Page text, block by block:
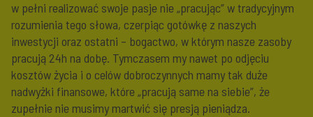
w pełni realizować swoje pasje nie „pracując” w tradycyjnym
rozumienia tego słowa, czerpiąc gotówkę z naszych
inwestycji oraz ostatni – bogactwo, w którym nasze zasoby
pracują 24h na dobę. Tymczasem my nawet po odjęciu
kosztów życia i o celów dobroczynnych mamy tak duże
nadwyżki finansowe, które „pracują same na siebie”, że
zupełnie nie musimy martwić się presją pieniądza.